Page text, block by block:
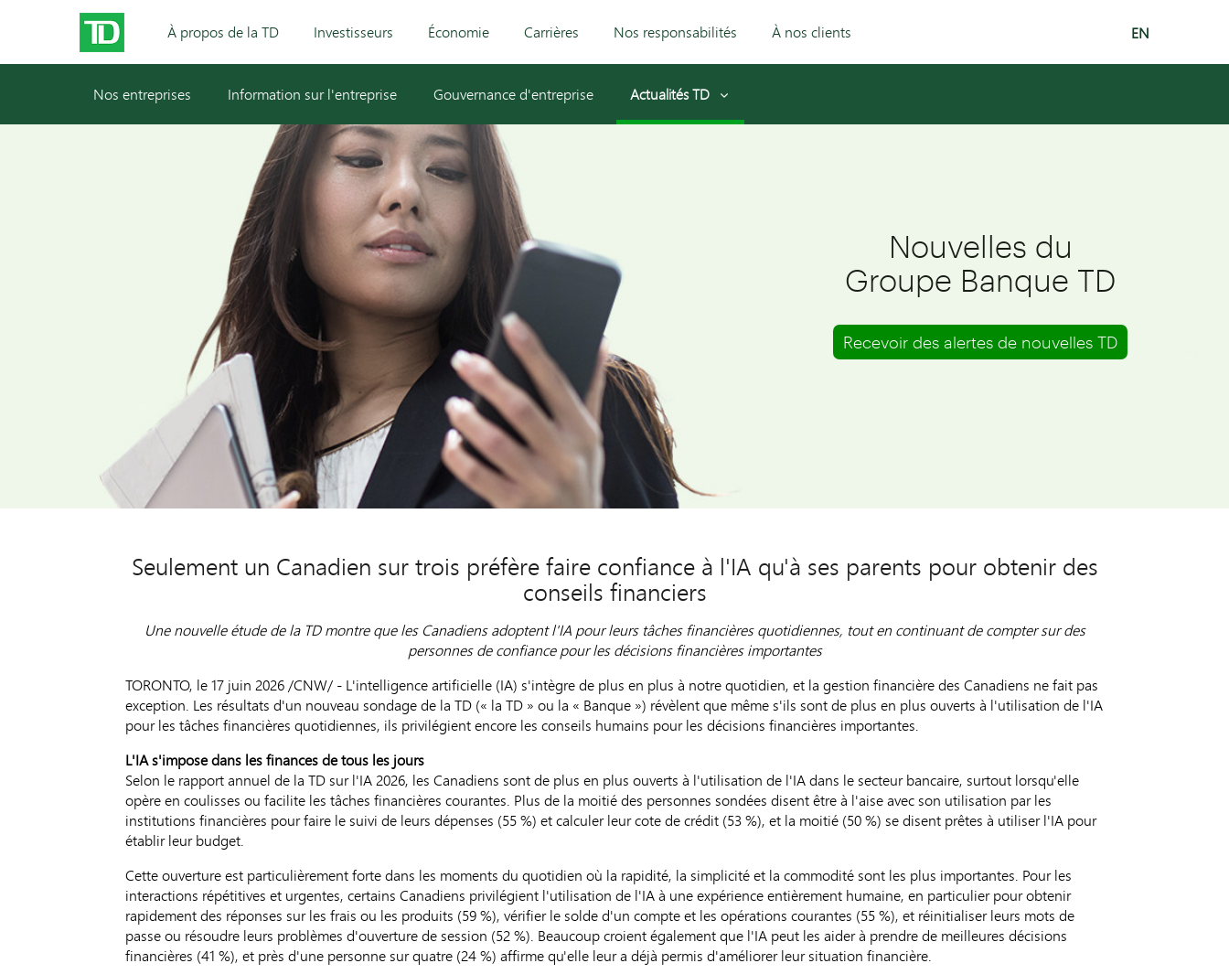
À propos de la TD Investisseurs Économie Carrières Nos responsabilités À nos clients EN
Nos entreprises Information sur l'entreprise Gouvernance d'entreprise Actualités TD
Nouvelles du
Groupe Banque TD
Recevoir des alertes de nouvelles TD
Seulement un Canadien sur trois préfère faire confiance à l'IA qu'à ses parents pour obtenir des
conseils financiers
Une nouvelle étude de la TD montre que les Canadiens adoptent l'IA pour leurs tâches financières quotidiennes, tout en continuant de compter sur des
personnes de confiance pour les décisions financières importantes
TORONTO, le 17 juin 2026/CNW/ - L'intelligence artificielle (IA) s'intègre de plus en plus à notre quotidien, et la gestion financière des Canadiens ne fait pas
exception. Les résultats d'un nouveau sondage de la TD (« la TD » ou la « Banque ») révèlent que même s'ils sont de plus en plus ouverts à l'utilisation de l'IA
pour les tâches financières quotidiennes, ils privilégient encore les conseils humains pour les décisions financières importantes.
L'IA s'impose dans les finances de tous les jours
Selon le rapport annuel de la TD sur l'IA 2026, les Canadiens sont de plus en plus ouverts à l'utilisation de l'IA dans le secteur bancaire, surtout lorsqu'elle
opère en coulisses ou facilite les tâches financières courantes. Plus de la moitié des personnes sondées disent être à l'aise avec son utilisation par les
institutions financières pour faire le suivi de leurs dépenses (55 %) et calculer leur cote de crédit (53 %), et la moitié (50 %) se disent prêtes à utiliser l'IA pour
établir leur budget.
Cette ouverture est particulièrement forte dans les moments du quotidien où la rapidité, la simplicité et la commodité sont les plus importantes. Pour les
interactions répétitives et urgentes, certains Canadiens privilégient l'utilisation de l'IA à une expérience entièrement humaine, en particulier pour obtenir
rapidement des réponses sur les frais ou les produits (59 %), vérifier le solde d'un compte et les opérations courantes (55 %), et réinitialiser leurs mots de
passe ou résoudre leurs problèmes d'ouverture de session (52 %). Beaucoup croient également que l'IA peut les aider à prendre de meilleures décisions
financières (41 %), et près d'une personne sur quatre (24 %) affirme qu'elle leur a déjà permis d'améliorer leur situation financière.